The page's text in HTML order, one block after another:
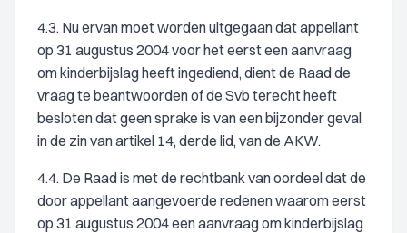
4.3. Nu ervan moet worden uitgegaan dat appellant
op 31 augustus 2004 voor het eerst een aanvraag
om kinderbijslag heeft ingediend, dient de Raad de
vraag te beantwoorden of de Svb terecht heeft
besloten dat geen sprake is van een bijzonder geval
in de zin van artikel 14, derde lid, van de AKW.
4.4. De Raad is met de rechtbank van oordeel dat de
door appellant aangevoerde redenen waarom eerst
op 31 augustus 2004 een aanvraag om kinderbijslag